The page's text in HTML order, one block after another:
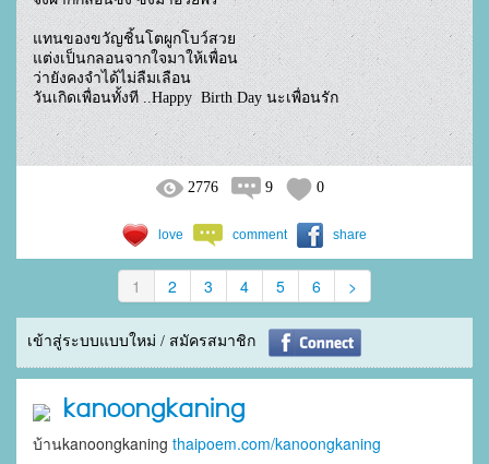
แทนของขวัญชิ้นโตผูกโบว์สวย
แต่งเป็นกลอนจากใจมาให้เพื่อน
ว่ายังคงจำได้ไม่ลืมเลือน
วันเกิดเพื่อนทั้งที ..Happy  Birth Day นะเพื่อนรัก
2776 9 0
love comment share
1 2 3 4 5 6 >
เข้าสู่ระบบแบบใหม่ / สมัครสมาชิก
kanoongkaning
บ้านkanoongkaning thaipoem.com/kanoongkaning